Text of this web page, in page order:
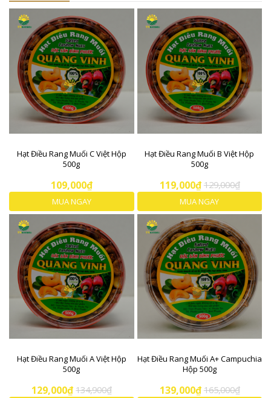
Hạt Điều Rang Muối C Việt Hộp
500g
109,000₫
MUA NGAY
Hạt Điều Rang Muối B Việt Hộp
500g
119,000₫ 129,000₫
MUA NGAY
Hạt Điều Rang Muối A Việt Hộp
500g
129,000₫ 134,900₫
Hạt Điều Rang Muối A+ Campuchia
Hộp 500g
139,000₫ 165,000₫